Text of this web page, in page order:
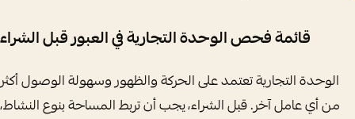
قائمة فحص الوحدة التجارية في العبور قبل الشراء
الوحدة التجارية تعتمد على الحركة والظهور وسهولة الوصول أكثر
من أي عامل آخر. قبل الشراء، يجب أن تربط المساحة بنوع النشاط،